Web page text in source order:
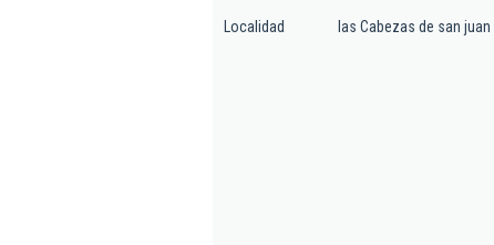
Localidad las Cabezas de san juan